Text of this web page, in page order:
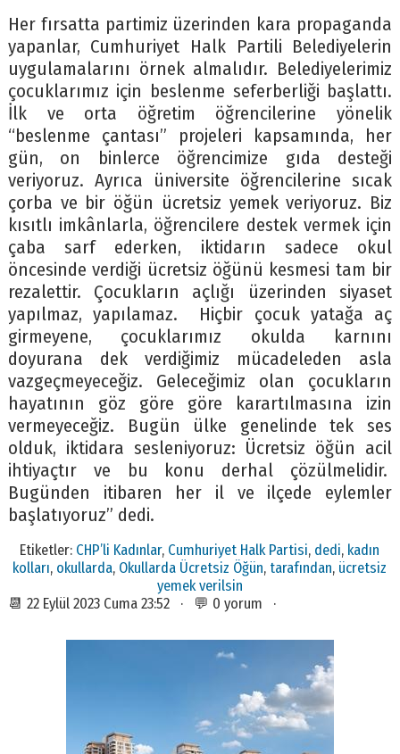
Her fırsatta partimiz üzerinden kara propaganda
yapanlar, Cumhuriyet Halk Partili Belediyelerin
uygulamalarını örnek almalıdır. Belediyelerimiz
çocuklarımız için beslenme seferberliği başlattı.
İlk ve orta öğretim öğrencilerine yönelik
“beslenme çantası” projeleri kapsamında, her
gün, on binlerce öğrencimize gıda desteği
veriyoruz. Ayrıca üniversite öğrencilerine sıcak
çorba ve bir öğün ücretsiz yemek veriyoruz. Biz
kısıtlı imkânlarla, öğrencilere destek vermek için
çaba sarf ederken, iktidarın sadece okul
öncesinde verdiği ücretsiz öğünü kesmesi tam bir
rezalettir. Çocukların açlığı üzerinden siyaset
yapılmaz, yapılamaz. Hiçbir çocuk yatağa aç
girmeyene, çocuklarımız okulda karnını
doyurana dek verdiğimiz mücadeleden asla
vazgeçmeyeceğiz. Geleceğimiz olan çocukların
hayatının göz göre göre karartılmasına izin
vermeyeceğiz. Bugün ülke genelinde tek ses
olduk, iktidara sesleniyoruz: Ücretsiz öğün acil
ihtiyaçtır ve bu konu derhal çözülmelidir.
Bugünden itibaren her il ve ilçede eylemler
başlatıyoruz” dedi.
Etiketler: CHP’li Kadınlar, Cumhuriyet Halk Partisi, dedi, kadın
kolları, okullarda, Okullarda Ücretsiz Öğün, tarafından, ücretsiz
yemek verilsin
📆 22 Eylül 2023 Cuma 23:52 · 💬 0 yorum ·